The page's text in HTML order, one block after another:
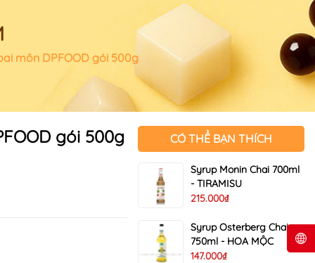
môn DPFOOD gói 500g
gói 500g CÓ THỂ BẠN THÍCH
Syrup Monin Chai 700ml
- TIRAMISU
215.000₫
Syrup Osterberg Chai
750ml - HOA MỘC
147.000₫